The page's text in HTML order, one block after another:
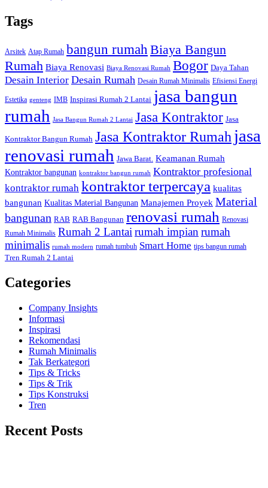
Tags
Arsitek Atap Rumah bangun rumah Biaya Bangun
Rumah Biaya Renovasi Biaya Renovasi Rumah Bogor Daya Tahan
Desain Interior Desain Rumah Desain Rumah Minimalis Efisiensi Energi
Estetika genteng IMB Inspirasi Rumah 2 Lantai jasa bangun
rumah Jasa Bangun Rumah 2 Lantai Jasa Kontraktor Jasa
Kontraktor Bangun Rumah Jasa Kontraktor Rumah jasa
renovasi rumah Jawa Barat. Keamanan Rumah
Kontraktor bangunan kontraktor bangun rumah Kontraktor profesional
kontraktor rumah kontraktor terpercaya kualitas
bangunan Kualitas Material Bangunan Manajemen Proyek Material
bangunan RAB RAB Bangunan renovasi rumah Renovasi
Rumah Minimalis Rumah 2 Lantai rumah impian rumah
minimalis rumah modern rumah tumbuh Smart Home tips bangun rumah
Tren Rumah 2 Lantai
Categories
Company Insights
Informasi
Inspirasi
Rekomendasi
Rumah Minimalis
Tak Berkategori
Tips & Tricks
Tips & Trik
Tips Konstruksi
Tren
Recent Posts